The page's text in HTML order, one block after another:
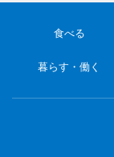
食べる
暮らす・働く